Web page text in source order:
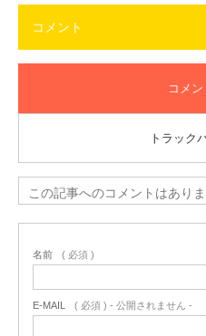
コメント
コメ
トラック
この記事へのコメントはありま
名前 ( 必須 )
E-MAIL ( 必須 ) - 公開されません -